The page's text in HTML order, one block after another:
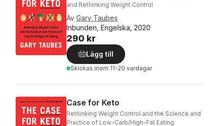
and Rethinking Weight Control
Av Gary Taubes
Inbunden, Engelska, 2020
290 kr
Lägg till
Skickas inom 11-20 vardagar
Case for Keto
Rethinking Weight Control and the Science and
Practice of Low-Carb/High-Fat Eating